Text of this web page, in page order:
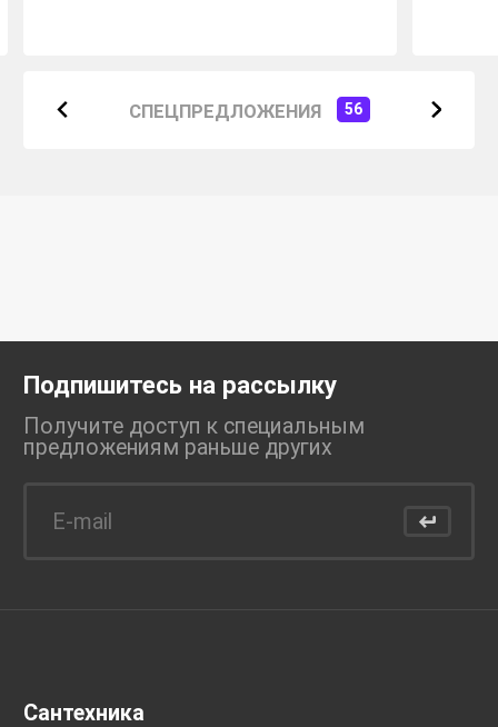
СПЕЦПРЕДЛОЖЕНИЯ 56
Подпишитесь на рассылку
Получите доступ к специальным
предложениям раньше других
Сантехника